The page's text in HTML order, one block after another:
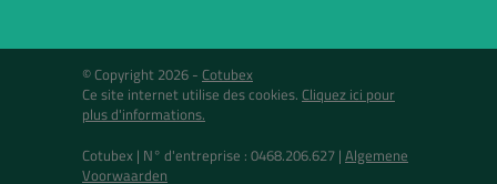
© Copyright 2026 - Cotubex
Ce site internet utilise des cookies. Cliquez ici pour
plus d'informations.
Cotubex | N° d'entreprise : 0468.206.627 | Algemene
Voorwaarden